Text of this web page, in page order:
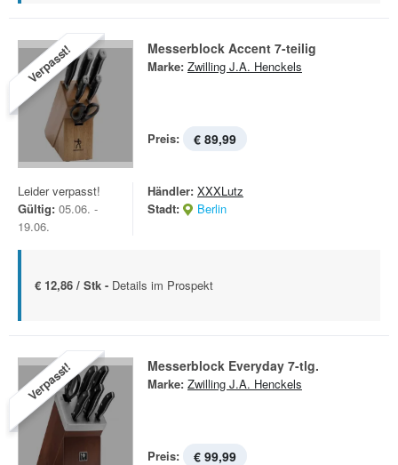
Verpasst! Messerblock Accent 7-teilig
Marke: Zwilling J.A. Henckels
Preis: € 89,99
Leider verpasst!
Gültig: 05.06. -
19.06.
Händler: XXXLutz
Stadt:
Berlin
€ 12,86 / Stk - Details im Prospekt
Verpasst! Messerblock Everyday 7-tlg.
Marke: Zwilling J.A. Henckels
Preis: € 99,99